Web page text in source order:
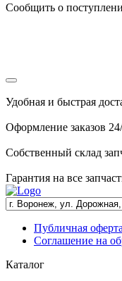
Сообщить о
Удобная и быстрая
Оформление заказов
Собственный склад
Гарантия на все
Публичная оферта
Соглашение на
Каталог